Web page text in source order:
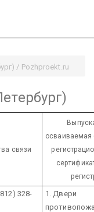
/ Pozhproekt.ru
связи
осваиваемая
328-
1. Двери